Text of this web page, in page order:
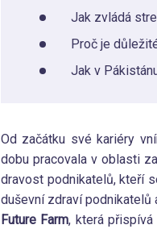
Jak zvládá
Proč je
Jak v
Od začátku své kariéry
dobu pracovala v oblasti
dravost podnikatelů, kteří
duševní zdraví podnikatelů
Future Farm, která